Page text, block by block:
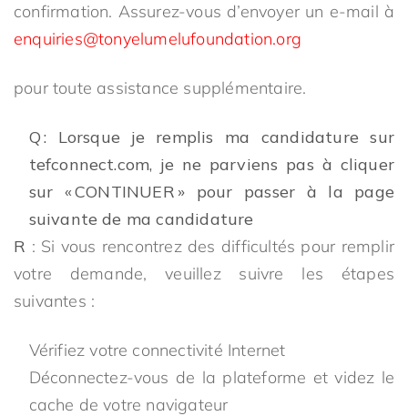
confirmation. Assurez-vous d’envoyer un e-mail à
enquiries@tonyelumelufoundation.org
pour toute assistance supplémentaire.
Q : Lorsque je remplis ma candidature sur
tefconnect.com, je ne parviens pas à cliquer
sur « CONTINUER » pour passer à la page
suivante de ma candidature
R : Si vous rencontrez des difficultés pour remplir
votre demande, veuillez suivre les étapes
suivantes :
Vérifiez votre connectivité Internet
Déconnectez-vous de la plateforme et videz le
cache de votre navigateur